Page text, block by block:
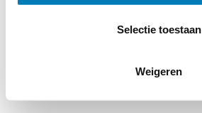
Selectie toestaan
Weigeren